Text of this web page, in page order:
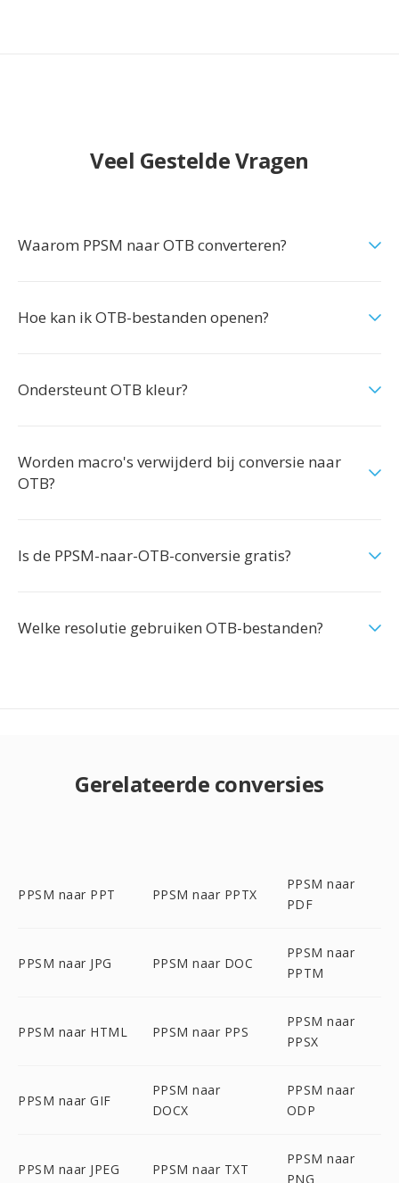
Veel Gestelde Vragen
Waarom PPSM naar OTB converteren?
Hoe kan ik OTB-bestanden openen?
Ondersteunt OTB kleur?
Worden macro's verwijderd bij conversie naar
OTB?
Is de PPSM-naar-OTB-conversie gratis?
Welke resolutie gebruiken OTB-bestanden?
Gerelateerde conversies
PPSM naar PPT PPSM naar PPTX
PPSM naar
PDF
PPSM naar JPG PPSM naar DOC
PPSM naar
PPTM
PPSM naar HTML PPSM naar PPS
PPSM naar
PPSX
PPSM naar GIF
PPSM naar
DOCX
PPSM naar
ODP
PPSM naar JPEG PPSM naar TXT
PPSM naar
PNG